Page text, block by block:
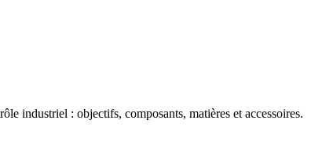
industriel : objectifs, composants, matières et accessoires.